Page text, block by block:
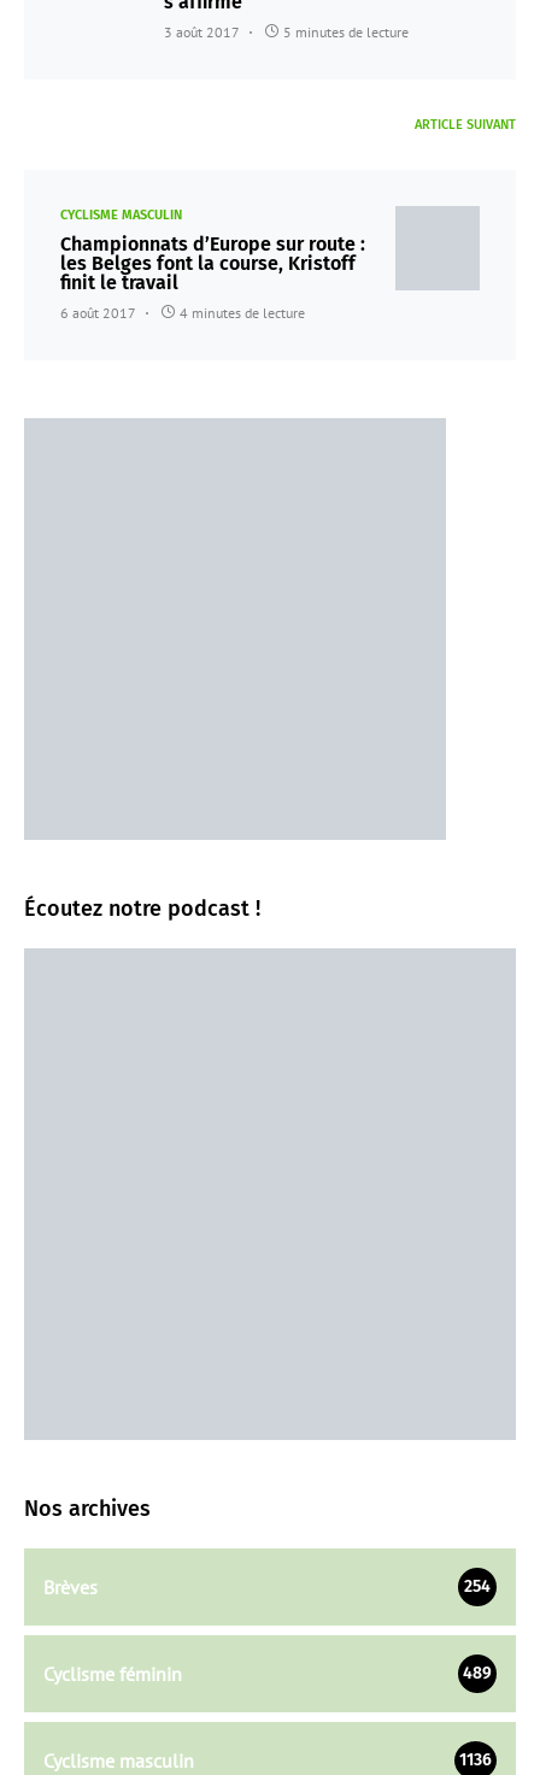
3 août 2017 5 minutes de lecture
ARTICLE SUIVANT
CYCLISME MASCULIN
Championnats d’Europe sur route :
les Belges font la course, Kristoff
finit le travail
6 août 2017 4 minutes de lecture
Écoutez notre podcast !
Nos archives
Brèves 254
Cyclisme féminin 489
Cyclisme masculin 1136